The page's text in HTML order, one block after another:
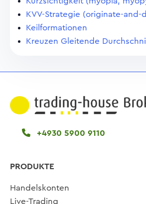
KVV-Strategie (originate-
Keilformationen
Kreuzen Gleitende
+4930 5900 9110
PRODUKTE
Handelskonten
Live-Trading